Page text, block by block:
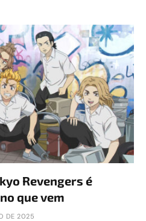
Revengers é
que vem
DE 2025